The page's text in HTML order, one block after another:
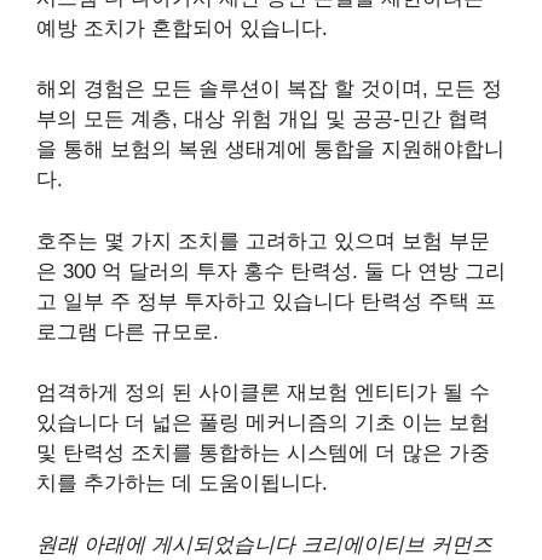
예방 조치가 혼합되어 있습니다.
해외 경험은 모든 솔루션이 복잡 할 것이며, 모든 정
부의 모든 계층, 대상 위험 개입 및 공공-민간 협력
을 통해 보험의 복원 생태계에 통합을 지원해야합니
다.
호주는 몇 가지 조치를 고려하고 있으며 보험 부문
은 300 억 달러의 투자 홍수 탄력성. 둘 다 연방 그리
고 일부 주 정부 투자하고 있습니다 탄력성 주택 프
로그램 다른 규모로.
엄격하게 정의 된 사이클론 재보험 엔티티가 될 수
있습니다 더 넓은 풀링 메커니즘의 기초 이는 보험
및 탄력성 조치를 통합하는 시스템에 더 많은 가중
치를 추가하는 데 도움이됩니다.
원래 아래에 게시되었습니다 크리에이티브 커먼즈